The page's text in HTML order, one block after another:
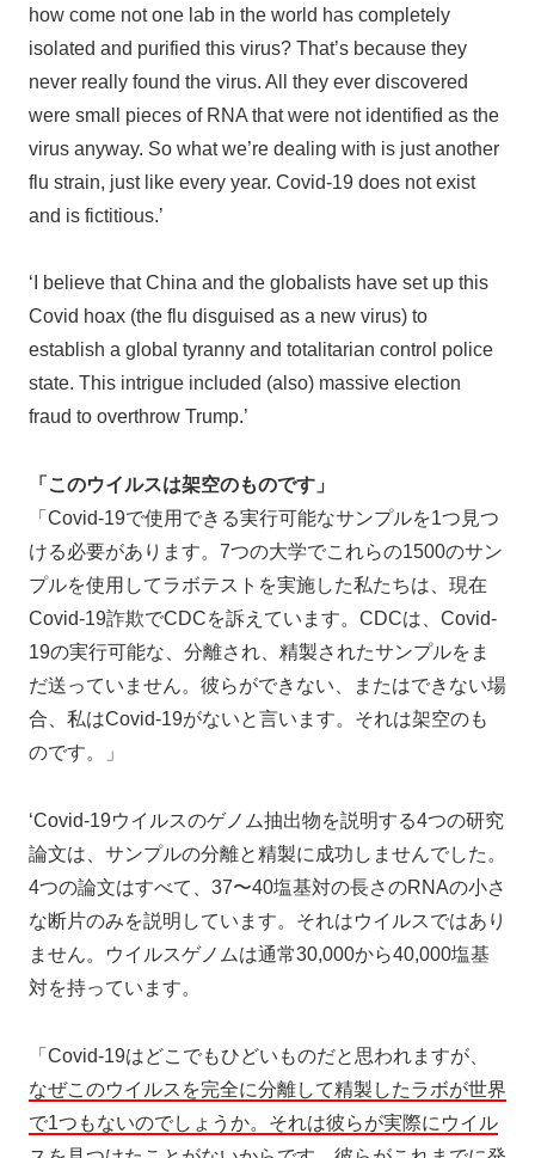
how come not one lab in the world has completely
isolated and purified this virus? That’s because they
never really found the virus. All they ever discovered
were small pieces of RNA that were not identified as the
virus anyway. So what we’re dealing with is just another
flu strain, just like every year. Covid-19 does not exist
and is fictitious.’
‘I believe that China and the globalists have set up this
Covid hoax (the flu disguised as a new virus) to
establish a global tyranny and totalitarian control police
state. This intrigue included (also) massive election
fraud to overthrow Trump.’
「このウイルスは架空のものです」
「Covid-19で使用できる実行可能なサンプルを1つ見つ
ける必要があります。7つの大学でこれらの1500のサン
プルを使用してラボテストを実施した私たちは、現在
Covid-19詐欺でCDCを訴えています。CDCは、Covid-
19の実行可能な、分離され、精製されたサンプルをま
だ送っていません。彼らができない、またはできない場
合、私はCovid-19がないと言います。それは架空のも
のです。」
‘Covid-19ウイルスのゲノム抽出物を説明する4つの研究
論文は、サンプルの分離と精製に成功しませんでした。
4つの論文はすべて、37〜40塩基対の長さのRNAの小さ
な断片のみを説明しています。それはウイルスではあり
ません。ウイルスゲノムは通常30,000から40,000塩基
対を持っています。
「Covid-19はどこでもひどいものだと思われますが、
なぜこのウイルスを完全に分離して精製したラボが世界
で1つもないのでしょうか。それは彼らが実際にウイル